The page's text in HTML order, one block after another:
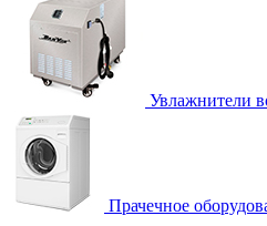
Увлажнители
Прачечное